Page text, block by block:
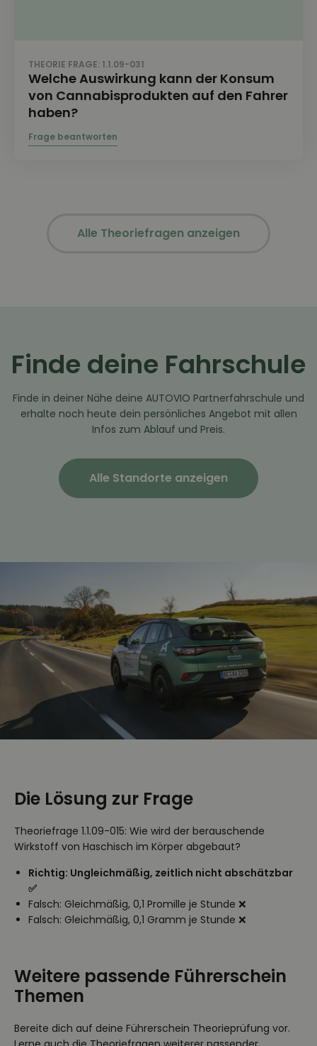
THEORIE FRAGE: 1.1.09-031
Welche Auswirkung kann der Konsum
von Cannabisprodukten auf den Fahrer
haben?
Alle Theoriefragen anzeigen
Finde deine Fahrschule
Finde in deiner Nähe deine AUTOVIO Partnerfahrschule und
erhalte noch heute dein persönliches Angebot mit allen
Infos zum Ablauf und Preis.
Alle Standorte anzeigen
Die Lösung zur Frage
Theoriefrage 1.1.09-015: Wie wird der berauschende
Wirkstoff von Haschisch im Körper abgebaut?
Richtig: Ungleichmäßig, zeitlich nicht abschätzbar
✅
Falsch: Gleichmäßig, 0,1 Promille je Stunde ❌
Falsch: Gleichmäßig, 0,1 Gramm je Stunde ❌
Weitere passende Führerschein
Themen
Bereite dich auf deine Führerschein Theorieprüfung vor.